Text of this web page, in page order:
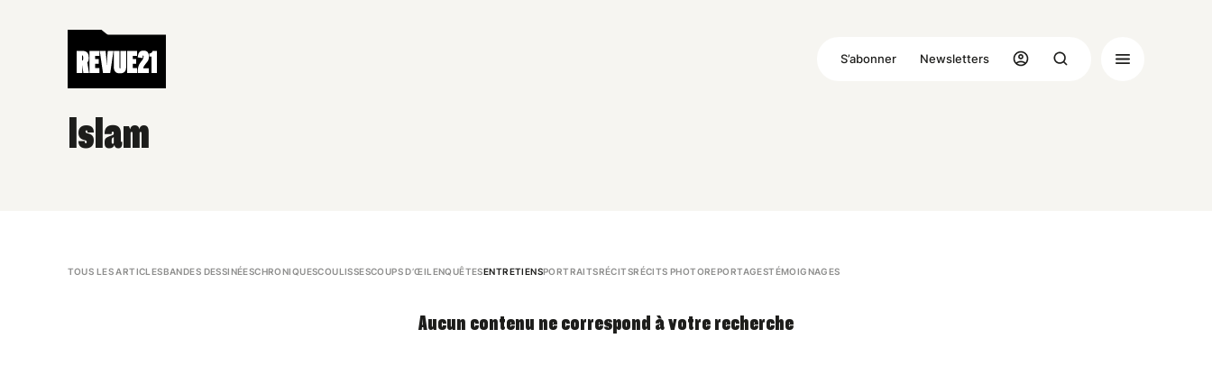
S’abonner Newsletters
Islam
TOUS LES ARTICLESBANDES DESSINÉESCHRONIQUESCOULISSESCOUPS D’ŒIL ENQUÊTESENTRETIENSPORTRAITSRÉCITSRÉCITS PHOTOREPORTAGESTÉMOIGNAGES
Aucun contenu ne correspond à votre recherche